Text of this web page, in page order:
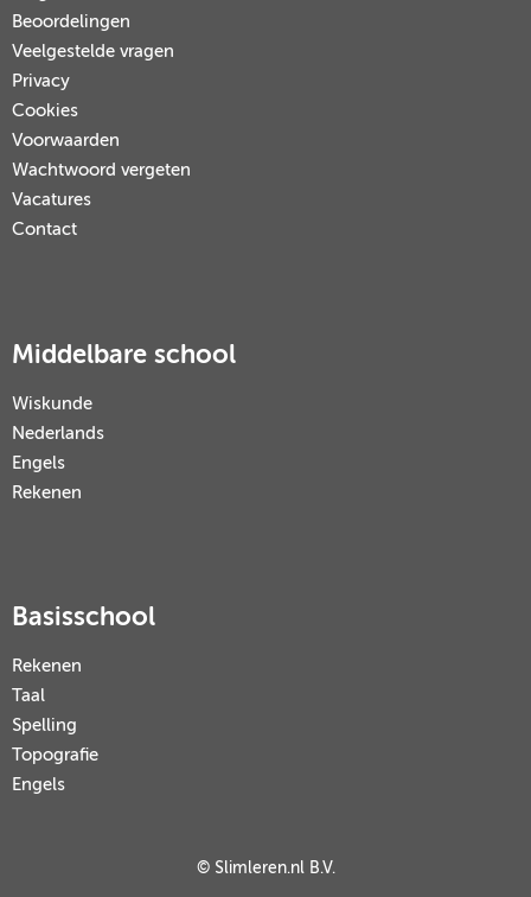
Beoordelingen
Veelgestelde vragen
Privacy
Cookies
Voorwaarden
Wachtwoord vergeten
Vacatures
Contact
Middelbare school
Wiskunde
Nederlands
Engels
Rekenen
Basisschool
Rekenen
Taal
Spelling
Topografie
Engels
© Slimleren.nl B.V.